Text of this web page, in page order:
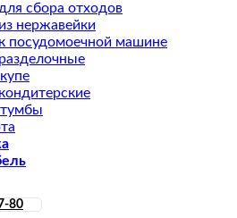
сбора отходов
нержавейки
посудомоечной машине
80